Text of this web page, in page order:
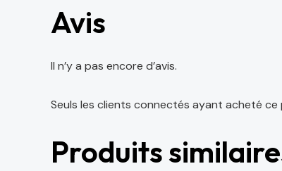
Avis
Il n’y a pas encore d’avis.
Seuls les clients connectés ayant acheté
Produits